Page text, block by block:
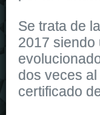
Se trata de
2017 siendo
dos veces
certificado